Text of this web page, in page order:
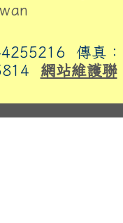
4255216 傳真：
網站維護聯